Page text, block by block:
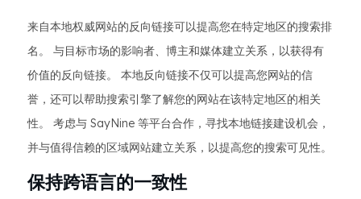
来自本地权威网站的反向链接可以提高您在特定地区的搜索排
名。 与目标市场的影响者、博主和媒体建立关系，以获得有
价值的反向链接。 本地反向链接不仅可以提高您网站的信
誉，还可以帮助搜索引擎了解您的网站在该特定地区的相关
性。 考虑与 SayNine 等平台合作，寻找本地链接建设机会，
并与值得信赖的区域网站建立关系，以提高您的搜索可见性。
保持跨语言的一致性